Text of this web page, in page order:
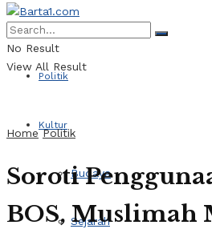
Politik
Kultur
Budaya
Sejarah
No Result
View All Result
Home Politik
Soroti
BOS, Muslimah